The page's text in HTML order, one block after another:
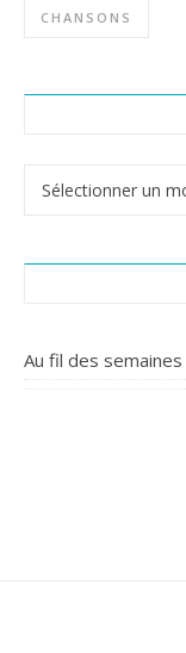
CHANSONS
Au fil des semaines